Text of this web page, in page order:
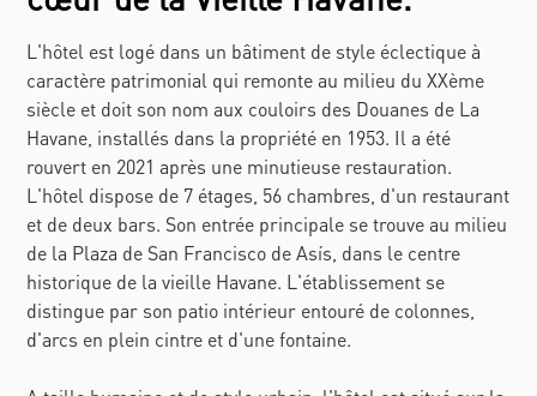
L'hôtel est logé dans un bâtiment de style éclectique à
caractère patrimonial qui remonte au milieu du XXème
siècle et doit son nom aux couloirs des Douanes de La
Havane, installés dans la propriété en 1953. Il a été
rouvert en 2021 après une minutieuse restauration.
L'hôtel dispose de 7 étages, 56 chambres, d'un restaurant
et de deux bars. Son entrée principale se trouve au milieu
de la Plaza de San Francisco de Asís, dans le centre
historique de la vieille Havane. L'établissement se
distingue par son patio intérieur entouré de colonnes,
d'arcs en plein cintre et d'une fontaine.